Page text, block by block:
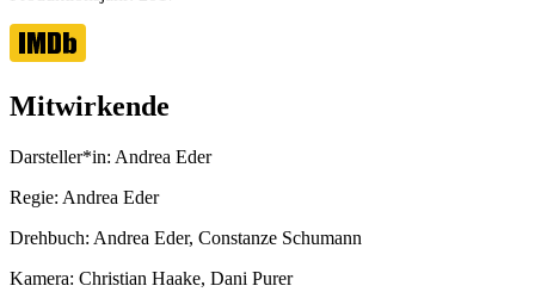
Mitwirkende
Darsteller*in: Andrea Eder
Regie: Andrea Eder
Drehbuch: Andrea Eder, Constanze Schumann
Kamera: Christian Haake, Dani Purer